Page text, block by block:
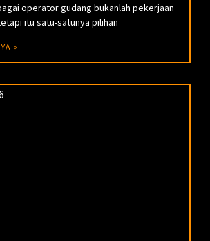
operator gudang bukanlah pekerjaan
itu satu-satunya pilihan
»